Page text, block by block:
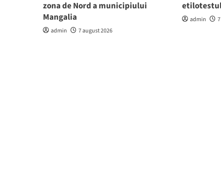
zona de Nord a municipiului
Mangalia
admin 7 august 2026
admin